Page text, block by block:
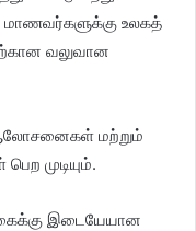
உலகத்
வலுவான
மற்றும்
முடியும்.
இடையேயான